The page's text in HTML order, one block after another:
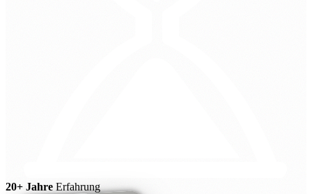
20+ Jahre Erfahrung